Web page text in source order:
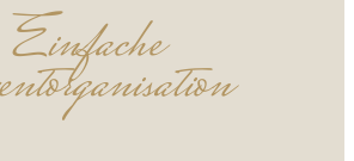
Einfache